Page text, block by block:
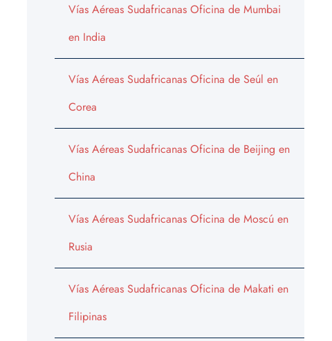
Vías Aéreas Sudafricanas Oficina de Mumbai
en India
Vías Aéreas Sudafricanas Oficina de Seúl en
Corea
Vías Aéreas Sudafricanas Oficina de Beijing en
China
Vías Aéreas Sudafricanas Oficina de Moscú en
Rusia
Vías Aéreas Sudafricanas Oficina de Makati en
Filipinas